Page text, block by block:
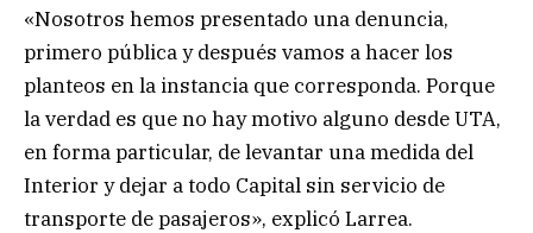
«Nosotros hemos presentado una denuncia,
primero pública y después vamos a hacer los
planteos en la instancia que corresponda. Porque
la verdad es que no hay motivo alguno desde UTA,
en forma particular, de levantar una medida del
Interior y dejar a todo Capital sin servicio de
transporte de pasajeros», explicó Larrea.